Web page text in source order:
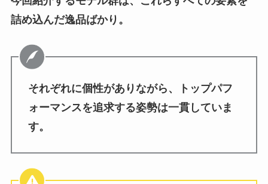
詰め込んだ逸品ばかり。
それぞれに個性がありながら、トップパフ
ォーマンスを追求する姿勢は一貫していま
す。